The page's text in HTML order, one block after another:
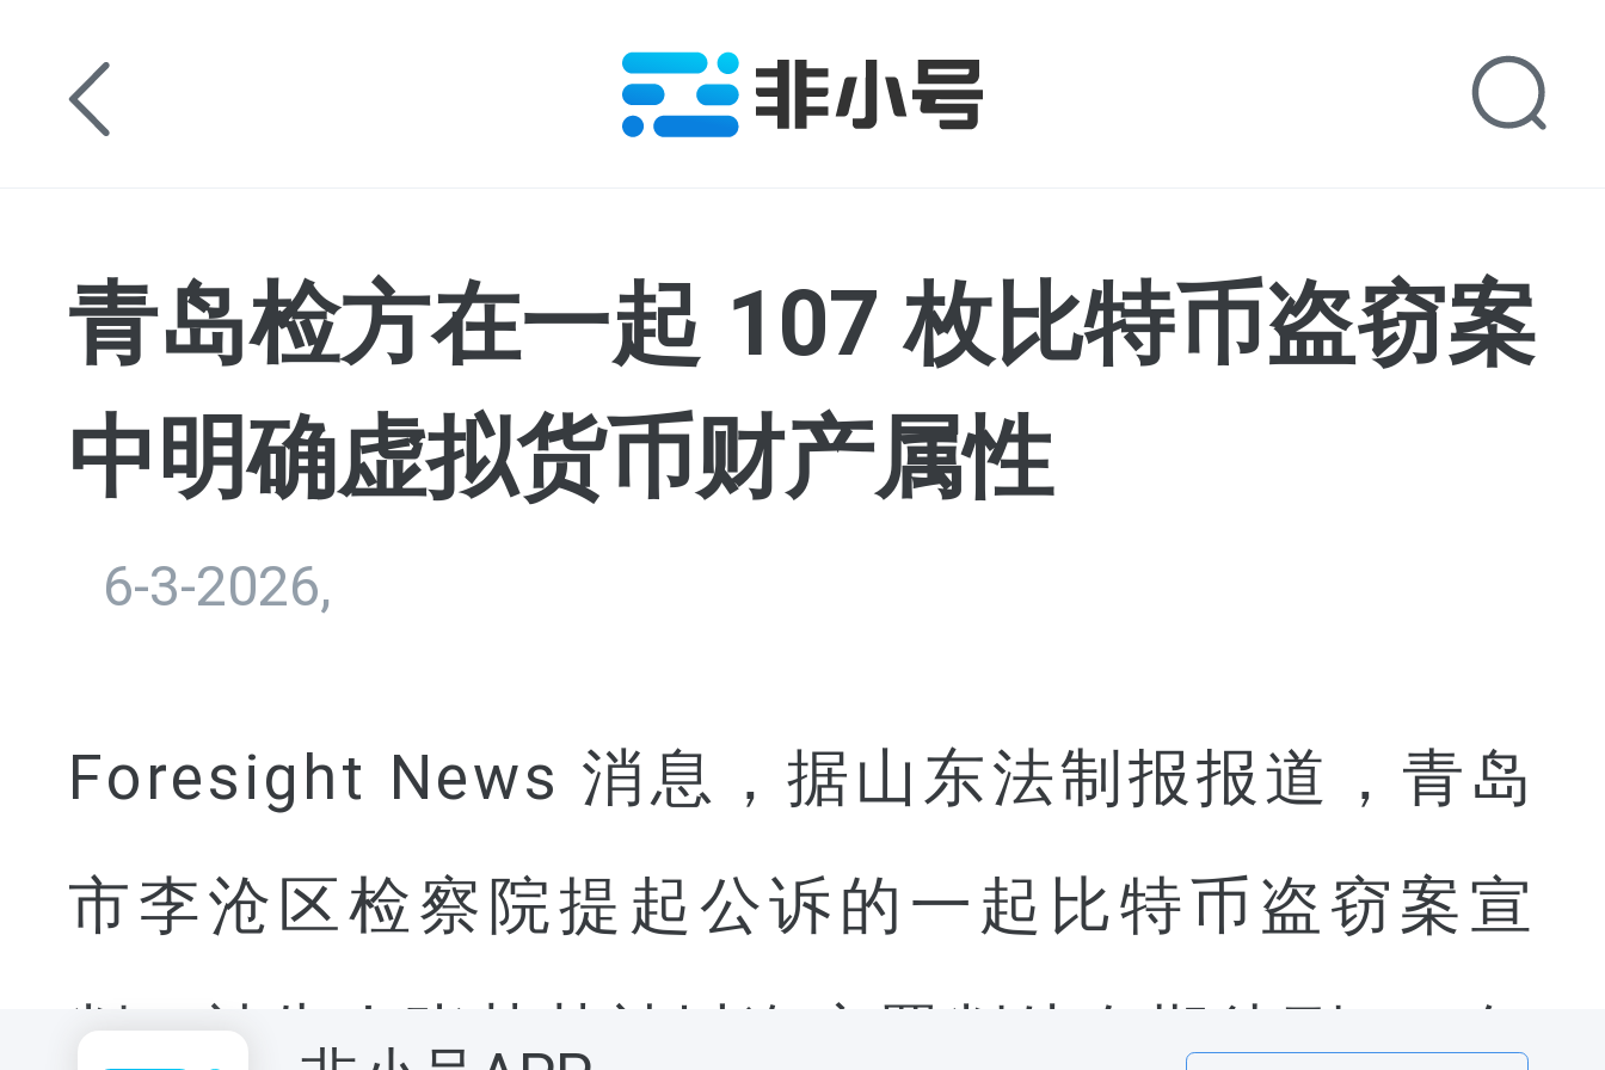
青岛检方在一起 107 枚比特币盗窃案
中明确虚拟货币财产属性
6-3-2026,
Foresight News 消息，据山东法制报报道，青岛
市李沧区检察院提起公诉的一起比特币盗窃案宣
判，被告人张某某被以盗窃罪判处有期徒刑 10 年